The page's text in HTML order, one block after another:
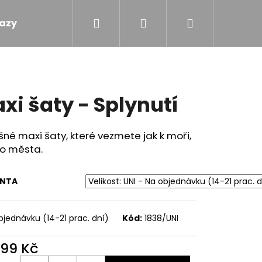
Obchodní podmínky Kontakty
Přihlášení
šaty - Splynutí
maxi šaty, které vezmete jak k moři,
města.
(14-21 prac. dní) Kód: 1838/UNI
Kč
- TOULAVÝ BLÁZEN